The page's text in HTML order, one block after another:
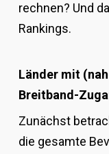
rechnen? Und
Rankings.
Länder mit
Breitband-
Zunächst
die gesamte